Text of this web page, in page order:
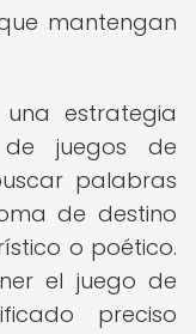
mantengan
estrategia
juegos de
palabras
de destino
o poético.
el juego de
preciso